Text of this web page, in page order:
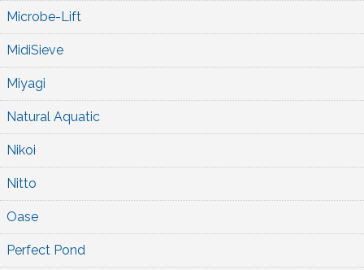
Microbe-Lift
MidiSieve
Miyagi
Natural Aquatic
Nikoi
Nitto
Oase
Perfect Pond